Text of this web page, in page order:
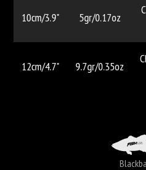
10cm/3.9" 5gr/0.17oz
12cm/4.7" 9.7gr/0.35oz